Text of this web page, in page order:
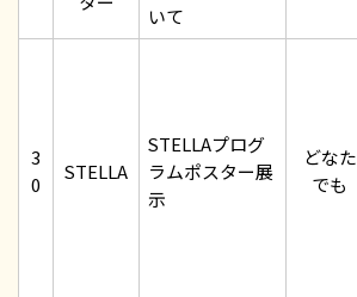
いて
3
0
STELLA
STELLAプログ
ラムポスター展
示
どなた
でも